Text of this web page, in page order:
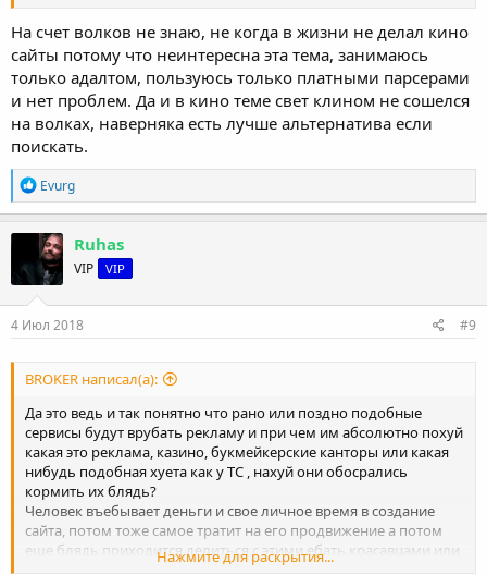
На счет волков не знаю, не когда в жизни не делал кино
сайты потому что неинтересна эта тема, занимаюсь
только адалтом, пользуюсь только платными парсерами
и нет проблем. Да и в кино теме свет клином не сошелся
на волках, наверняка есть лучше альтернатива если
поискать.
Р
е
а
к
ц
и
и
:
Evurg
Ruhas
VIP VIP
4 Июл 2018 #9
BROKER написал(а):
Да это ведь и так понятно что рано или поздно подобные
сервисы будут врубать рекламу и при чем им абсолютно похуй
какая это реклама, казино, букмейкерские канторы или какая
нибудь подобная хуета как у ТС , нахуй они обосрались
кормить их блядь?
Человек въебывает деньги и свое личное время в создание
сайта, потом тоже самое тратит на его продвижение а потом
еще блядь приходится делиться с этими ебать красавцами или
Нажмите для раскрытия...